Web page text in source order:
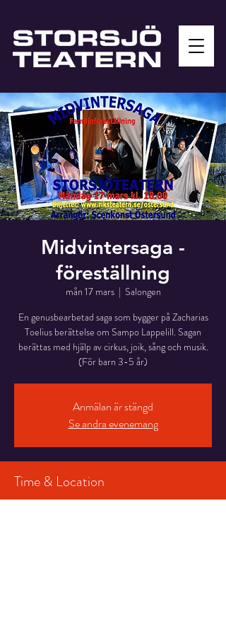
Midvintersaga -
föreställning
mån 17 mars
  |
Salongen
En genusbearbetad saga som bygger på Zacharias
Toelius berättelse om Sampo Lappelill. Sagan
berättas med hjälp av cirkus, joik, sång och musik.
(För barn 3-5 år)
Anmälan är stängd
Se andra evenemang
Time & Location